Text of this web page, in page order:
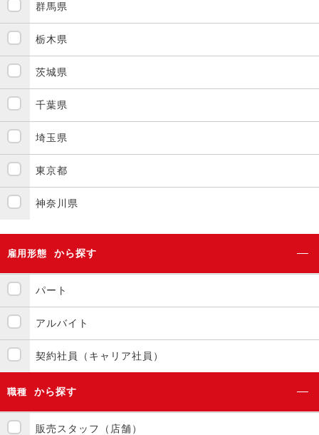
群馬県
栃木県
茨城県
千葉県
埼玉県
東京都
神奈川県
雇用形態 から探す
パート
アルバイト
契約社員（キャリア社員）
職種 から探す
販売スタッフ（店舗）